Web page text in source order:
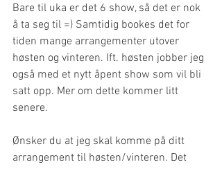
Bare til uka er det 6 show, så det er nok
å ta seg til =) Samtidig bookes det for
tiden mange arrangementer utover
høsten og vinteren. Ift. høsten jobber jeg
også med et nytt åpent show som vil bli
satt opp. Mer om dette kommer litt
senere.
Ønsker du at jeg skal komme på ditt
arrangement til høsten/vinteren. Det